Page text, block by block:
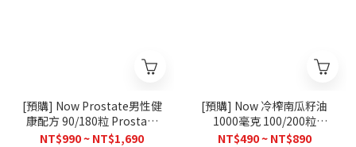
[預購] Now Prostate男性健
康配方 90/180粒 Prostate
Health
NT$990 ~ NT$1,690
[預購] Now 冷榨南瓜籽油
1000毫克 100/200粒
Pumpkin Seed Oil
NT$490 ~ NT$890